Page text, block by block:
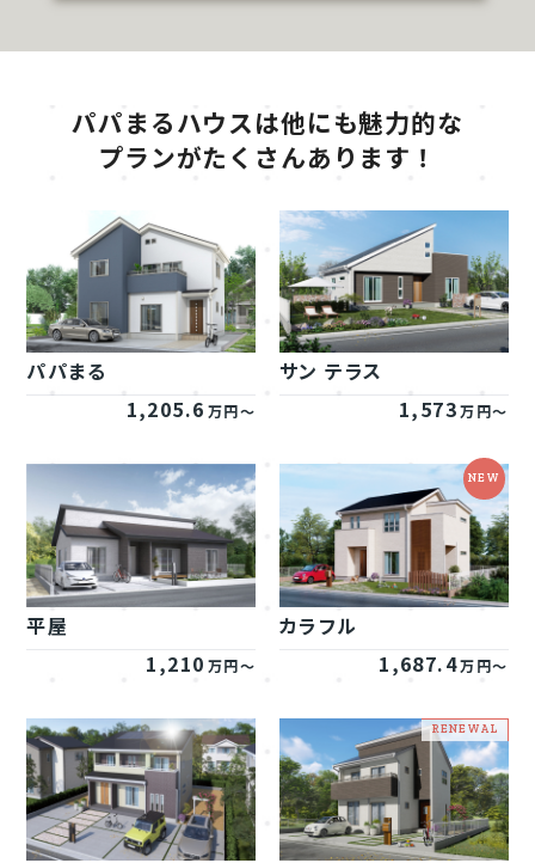
パパまるハウスは他にも魅力的な
プランがたくさんあります！
パパまる
1,205.6 万円～
サン テラス
1,573万円～
平屋
1,210 万円～
カラフル
1,687.4万円～